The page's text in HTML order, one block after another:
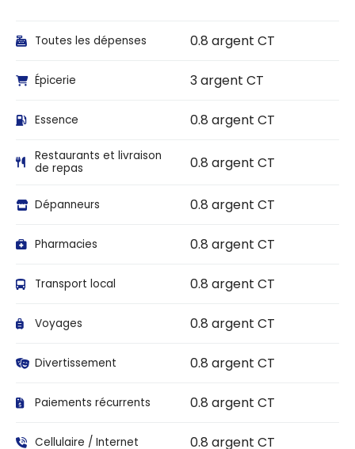
Toutes les dépenses 0.8 argent CT
Épicerie 3 argent CT
Essence 0.8 argent CT
Restaurants et livraison
de repas
0.8 argent CT
Dépanneurs 0.8 argent CT
Pharmacies 0.8 argent CT
Transport local 0.8 argent CT
Voyages 0.8 argent CT
Divertissement 0.8 argent CT
Paiements récurrents 0.8 argent CT
Cellulaire / Internet 0.8 argent CT